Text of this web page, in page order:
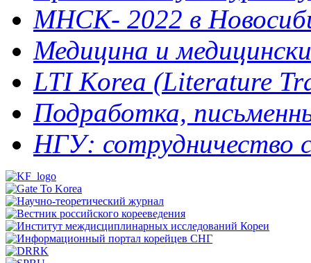
МНСК- 2022 в
Медицина и
LTI Korea (Literature
Подработка,
НГУ: сотрудничество